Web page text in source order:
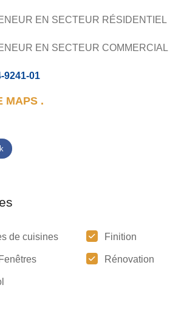
EN SECTEUR RÉSIDENTIEL
EN SECTEUR COMMERCIAL
9241-01
MAPS .
de cuisines Finition
Rénovation